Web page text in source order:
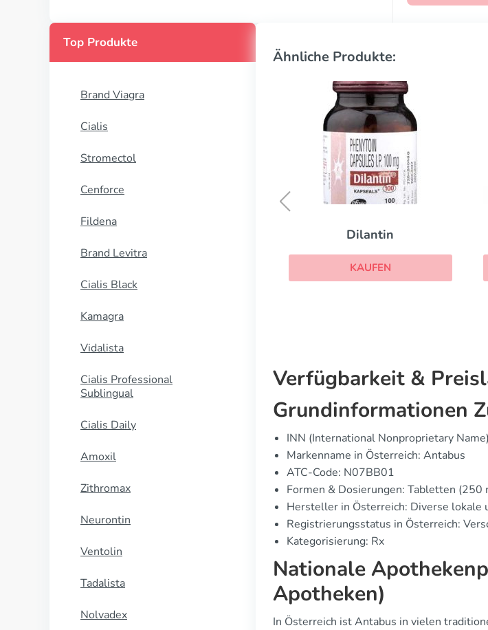
Top Produkte
Brand Viagra
Cialis
Stromectol
Cenforce
Fildena
Brand Levitra
Cialis Black
Kamagra
Vidalista
Cialis Professional
Sublingual
Cialis Daily
Amoxil
Zithromax
Neurontin
Ventolin
Tadalista
Nolvadex
Ähnliche Produkte:
Ranexa
KAUFEN
Verfügbarkeit &
Grundinformationen
INN (International Nonproprietary
Markenname in Österreich: Antabus
ATC-Code: N07BB01
Formen & Dosierungen: Tabletten (250
Hersteller in Österreich: Diverse lokale
Registrierungsstatus in Österreich:
Kategorisierung: Rx
Nationale
Apotheken)
In Österreich ist Antabus in vielen